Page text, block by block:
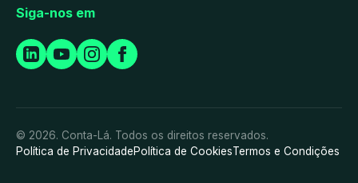
Siga-nos em
© 2026. Conta-Lá. Todos os direitos reservados.
Política de PrivacidadePolítica de CookiesTermos e Condições